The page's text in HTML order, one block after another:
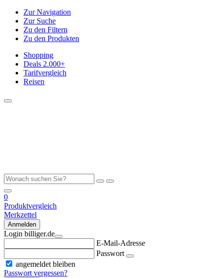
Zur Navigation
Zur Suche
Zu den Filtern
Zu den Produkten
Shopping
Deals 2.000+
Tarifvergleich
Reisen
0
Produktvergleich
Merkzettel
Anmelden
Login billiger.de
E-Mail-Adresse
Passwort
angemeldet bleiben
Passwort vergessen?